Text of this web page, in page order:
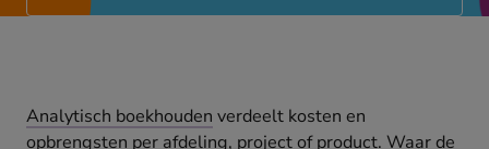
Analytisch boekhouden verdeelt kosten en
opbrengsten per afdeling, project of product. Waar de